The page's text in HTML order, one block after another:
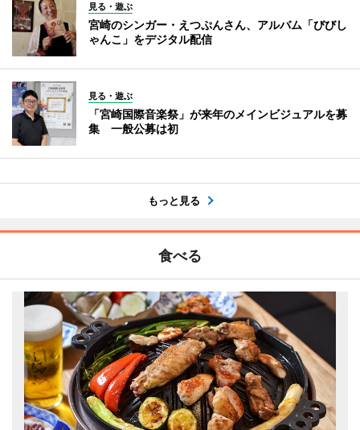
見る・遊ぶ
宮崎のシンガー・えつぷんさん、アルバム「びびし
ゃんこ」をデジタル配信
見る・遊ぶ
「宮崎国際音楽祭」が来年のメインビジュアルを募
集 一般公募は初
もっと見る
食べる